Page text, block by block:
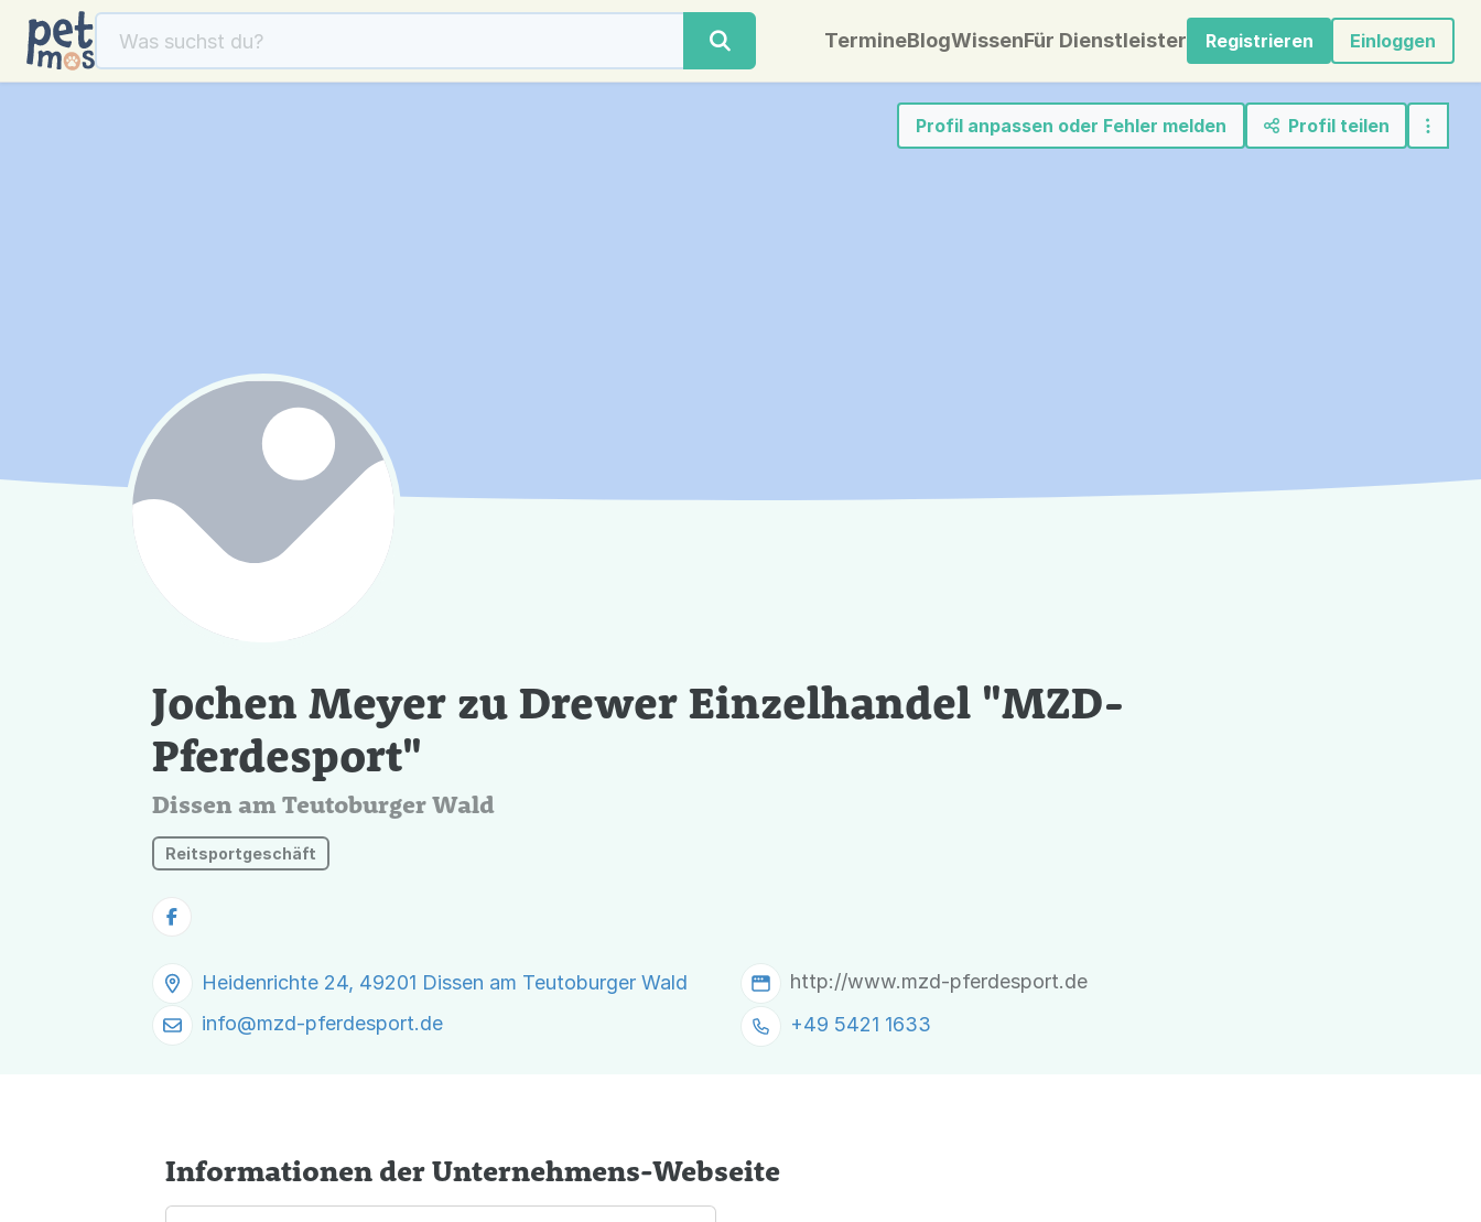
TermineBlogWissenFür Dienstleister Registrieren Einloggen
Profil anpassen oder Fehler melden Profil teilen
Jochen Meyer zu Drewer Einzelhandel "MZD-
Pferdesport"
Dissen am Teutoburger Wald
Reitsportgeschäft
Heidenrichte 24, 49201 Dissen am Teutoburger Wald
http://www.mzd-pferdesport.de
info@mzd-pferdesport.de +49 5421 1633
Informationen der Unternehmens-Webseite